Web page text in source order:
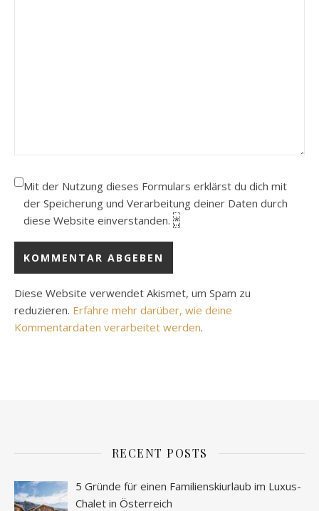
Mit der Nutzung dieses Formulars erklärst du dich mit
der Speicherung und Verarbeitung deiner Daten durch
diese Website einverstanden. *
Diese Website verwendet Akismet, um Spam zu
reduzieren. Erfahre mehr darüber, wie deine
Kommentardaten verarbeitet werden.
RECENT POSTS
5 Gründe für einen Familienskiurlaub im Luxus-
Chalet in Österreich